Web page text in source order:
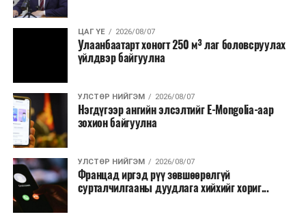
ЦАГ ҮЕ 2026/08/07
Улаанбаатарт хоногт 250 м³ лаг боловсруулах
үйлдвэр байгуулна
УЛСТӨР НИЙГЭМ 2026/08/07
Нэгдүгээр ангийн элсэлтийг E-Mongolia-аар
зохион байгуулна
УЛСТӨР НИЙГЭМ 2026/08/07
Францад иргэд рүү зөвшөөрөлгүй
сурталчилгааны дуудлага хийхийг хориг...